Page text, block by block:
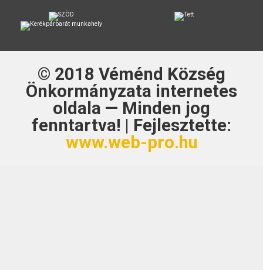
© 2018 Véménd Község
Önkormányzata internetes
oldala — Minden jog
fenntartva! | Fejlesztette:
www.web-pro.hu